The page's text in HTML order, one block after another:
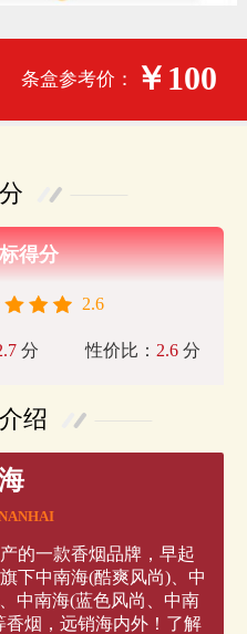
条盒参考价： ￥100
得分
2.6
分 性价比： 2.6 分
绍
的一款香烟品牌，早起
下中南海(酷爽风尚)、中
中南海(蓝色风尚、中南
香烟，远销海内外！了解